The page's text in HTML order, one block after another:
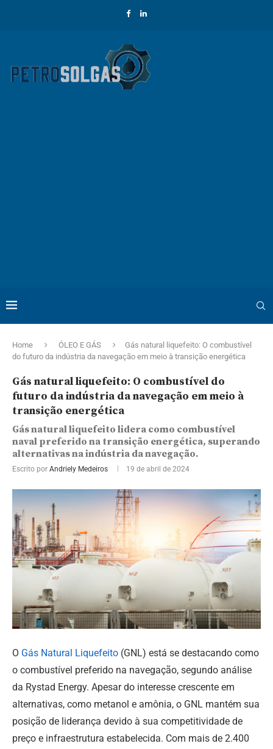
Home ÓLEO E GÁS
Gás natural liquefeito: O combustível
do futuro da indústria da navegação em meio à transição energética
Gás natural liquefeito: O combustível do
futuro da indústria da navegação em meio à
transição energética
Gás natural liquefeito lidera como combustível
naval preferido na transição energética, superando
alternativas na indústria da navegação.
Escrito por Andriely Medeiros 19 de abril de 2024
O Gás Natural Liquefeito (GNL) está se destacando como
o combustível preferido na navegação, segundo análise
da Rystad Energy. Apesar do interesse crescente em
alternativas, como metanol e amônia, o GNL mantém sua
posição de liderança devido à sua competitividade de
preço e infraestrutura estabelecida. Com mais de 2.400